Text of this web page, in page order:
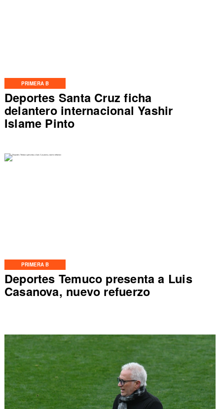
PRIMERA B
Deportes Santa Cruz ficha
delantero internacional Yashir
Islame Pinto
PRIMERA B
Deportes Temuco presenta a Luis
Casanova, nuevo refuerzo